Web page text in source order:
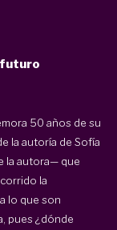
futuro
50 años de su
la autoría de Sofía
la autora— que
la
lo que son
pues ¿dónde